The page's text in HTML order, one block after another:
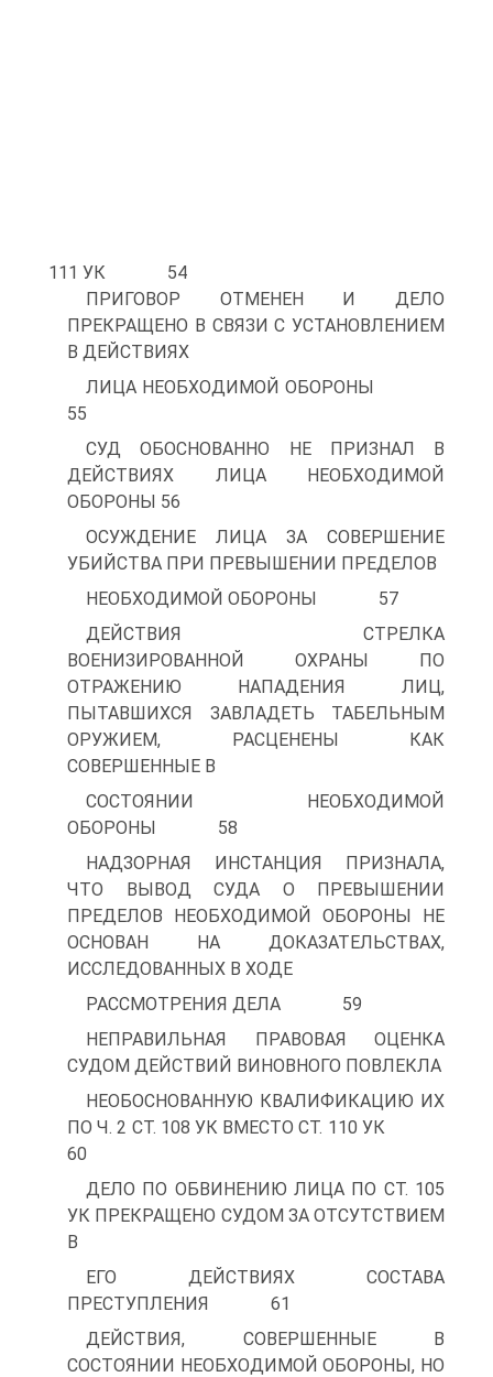
111 УК 54
ПРИГОВОР ОТМЕНЕН И ДЕЛО
ПРЕКРАЩЕНО В СВЯЗИ С УСТАНОВЛЕНИЕМ
В ДЕЙСТВИЯХ
ЛИЦА НЕОБХОДИМОЙ ОБОРОНЫ
55
СУД ОБОСНОВАННО НЕ ПРИЗНАЛ В
ДЕЙСТВИЯХ ЛИЦА НЕОБХОДИМОЙ
ОБОРОНЫ 56
ОСУЖДЕНИЕ ЛИЦА ЗА СОВЕРШЕНИЕ
УБИЙСТВА ПРИ ПРЕВЫШЕНИИ ПРЕДЕЛОВ
НЕОБХОДИМОЙ ОБОРОНЫ 57
ДЕЙСТВИЯ СТРЕЛКА
ВОЕНИЗИРОВАННОЙ ОХРАНЫ ПО
ОТРАЖЕНИЮ НАПАДЕНИЯ ЛИЦ,
ПЫТАВШИХСЯ ЗАВЛАДЕТЬ ТАБЕЛЬНЫМ
ОРУЖИЕМ, РАСЦЕНЕНЫ КАК
СОВЕРШЕННЫЕ В
СОСТОЯНИИ НЕОБХОДИМОЙ
ОБОРОНЫ 58
НАДЗОРНАЯ ИНСТАНЦИЯ ПРИЗНАЛА,
ЧТО ВЫВОД СУДА О ПРЕВЫШЕНИИ
ПРЕДЕЛОВ НЕОБХОДИМОЙ ОБОРОНЫ НЕ
ОСНОВАН НА ДОКАЗАТЕЛЬСТВАХ,
ИССЛЕДОВАННЫХ В ХОДЕ
РАССМОТРЕНИЯ ДЕЛА 59
НЕПРАВИЛЬНАЯ ПРАВОВАЯ ОЦЕНКА
СУДОМ ДЕЙСТВИЙ ВИНОВНОГО ПОВЛЕКЛА
НЕОБОСНОВАННУЮ КВАЛИФИКАЦИЮ ИХ
ПО Ч. 2 СТ. 108 УК ВМЕСТО СТ. 110 УК
60
ДЕЛО ПО ОБВИНЕНИЮ ЛИЦА ПО СТ. 105
УК ПРЕКРАЩЕНО СУДОМ ЗА ОТСУТСТВИЕМ
В
ЕГО ДЕЙСТВИЯХ СОСТАВА
ПРЕСТУПЛЕНИЯ 61
ДЕЙСТВИЯ, СОВЕРШЕННЫЕ В
СОСТОЯНИИ НЕОБХОДИМОЙ ОБОРОНЫ, НО